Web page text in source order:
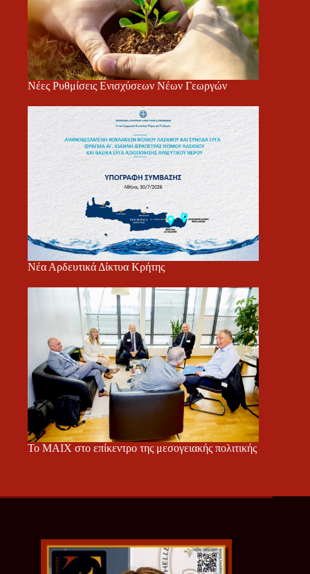
Νέες Ρυθμίσεις Ενισχύσεων Νέων Γεωργών
Νέα Αρδευτικά Δίκτυα Κρήτης
Το ΜΑΙΧ στο επίκεντρο της μεσογειακής πολιτικής